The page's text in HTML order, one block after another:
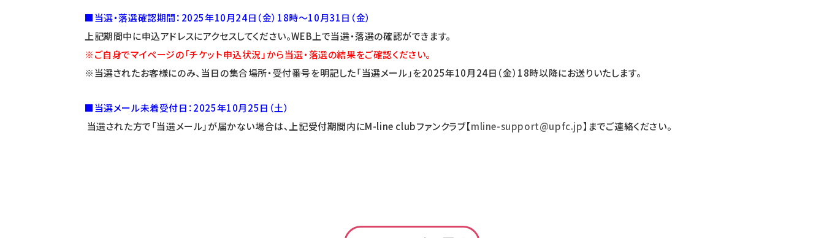
■当選・落選確認期間：2025年10月24日（金）18時～10月31日（金）
上記期間中に申込アドレスにアクセスしてください。WEB上で当選・落選の確認ができます。
※ご自身でマイページの「チケット申込状況」から当選・落選の結果をご確認ください。
※当選されたお客様にのみ、当日の集合場所・受付番号を明記した「当選メール」を2025年10月24日（金）18時以降にお送りいたします。
■当選メール未着受付日：2025年10月25日（土）
当選された方で「当選メール」が届かない場合は、上記受付期間内にM-line clubファンクラブ【mline-support@upfc.jp】までご連絡ください。